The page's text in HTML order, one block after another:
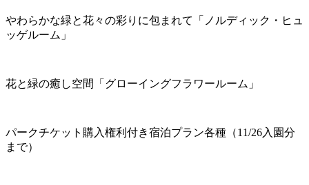
やわらかな緑と花々の彩りに包まれて「ノルディック・ヒュ
ッゲルーム」
花と緑の癒し空間「グローイングフラワールーム」
パークチケット購入権利付き宿泊プラン各種（11/26入園分
まで）